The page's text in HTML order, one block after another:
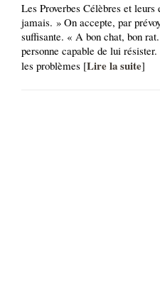
Les Proverbes Célèbres et
jamais. » On accepte, par
suffisante. « A bon chat, bon
personne capable de lui
les problèmes [Lire la suite]